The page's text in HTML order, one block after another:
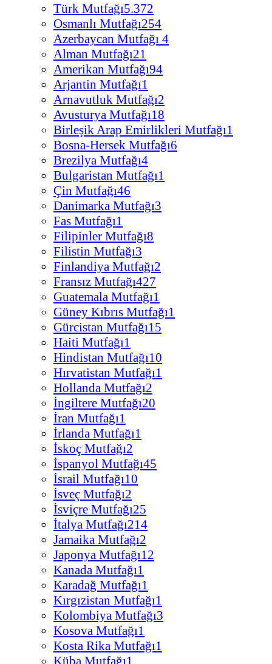
Türk Mutfağı5.372
Osmanlı Mutfağı254
Azerbaycan Mutfağı 4
Alman Mutfağı21
Amerikan Mutfağı94
Arjantin Mutfağı1
Arnavutluk Mutfağı2
Avusturya Mutfağı18
Birleşik Arap Emirlikleri Mutfağı1
Bosna-Hersek Mutfağı6
Brezilya Mutfağı4
Bulgaristan Mutfağı1
Çin Mutfağı46
Danimarka Mutfağı3
Fas Mutfağı1
Filipinler Mutfağı8
Filistin Mutfağı3
Finlandiya Mutfağı2
Fransız Mutfağı427
Guatemala Mutfağı1
Güney Kıbrıs Mutfağı1
Gürcistan Mutfağı15
Haiti Mutfağı1
Hindistan Mutfağı10
Hırvatistan Mutfağı1
Hollanda Mutfağı2
İngiltere Mutfağı20
İran Mutfağı1
İrlanda Mutfağı1
İskoç Mutfağı2
İspanyol Mutfağı45
İsrail Mutfağı10
İsveç Mutfağı2
İsviçre Mutfağı25
İtalya Mutfağı214
Jamaika Mutfağı2
Japonya Mutfağı12
Kanada Mutfağı1
Karadağ Mutfağı1
Kırgızistan Mutfağı1
Kolombiya Mutfağı3
Kosova Mutfağı1
Kosta Rika Mutfağı1
Küba Mutfağı1